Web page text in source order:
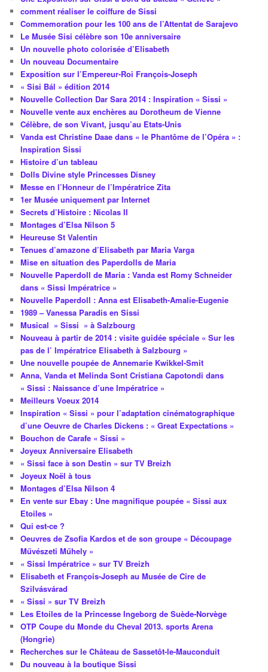
comment réaliser le coiffure de Sissi
Commemoration pour les 100 ans de l’Attentat de Sarajevo
Le Musée Sisi célèbre son 10e anniversaire
Un nouvelle photo colorisée d’Elisabeth
Un nouveau Documentaire
Exposition sur l’Empereur-Roi François-Joseph
« Sisi Bál » édition 2014
Nouvelle Collection Dar Sara 2014 : Inspiration « Sissi »
Nouvelle vente aux enchères au Dorotheum de Vienne
Célèbre, de son Vivant, jusqu’au Etats-Unis
Vanda est Christine Daae dans « le Phantôme de l’Opéra » :
Inspiration Sissi
Histoire d’un tableau
Dolls Divine style Princesses Disney
Messe en l’Honneur de l’Impératrice Zita
1er Musée uniquement par Internet
Secrets d’Histoire : Nicolas II
Montages d’Elsa Nilson 5
Heureuse St Valentin
Tenues d’amazone d’Elisabeth par Maria Varga
Mise en situation des Paperdolls de Maria
Nouvelle Paperdoll de Maria : Vanda est Romy Schneider
dans « Sissi Impératrice »
Nouvelle Paperdoll : Anna est Elisabeth-Amalie-Eugenie
1989 – Vanessa Paradis en Sissi
Musical » Sissi » à Salzbourg
Nouveau à partir de 2014 : visite guidée spéciale « Sur les
pas de l’ Impératrice Elisabeth à Salzbourg »
Une nouvelle poupée de Annemarie Kwikkel-Smit
Anna, Vanda et Melinda Sont Cristiana Capotondi dans
« Sissi : Naissance d’une Impératrice »
Meilleurs Voeux 2014
Inspiration « Sissi » pour l’adaptation cinématographique
d’une Oeuvre de Charles Dickens : « Great Expectations »
Bouchon de Carafe « Sissi »
Joyeux Anniversaire Elisabeth
« Sissi face à son Destin » sur TV Breizh
Joyeux Noël à tous
Montages d’Elsa Nilson 4
En vente sur Ebay : Une magnifique poupée « Sissi aux
Etoiles »
Qui est-ce ?
Oeuvres de Zsofia Kardos et de son groupe « Découpage
Művészeti Műhely »
« Sissi Impératrice » sur TV Breizh
Elisabeth et François-Joseph au Musée de Cire de
Szilvásvárad
« Sissi » sur TV Breizh
Les Etoiles de la Princesse Ingeborg de Suède-Norvège
OTP Coupe du Monde du Cheval 2013. sports Arena
(Hongrie)
Recherches sur le Château de Sassetôt-le-Mauconduit
Du nouveau à la boutique Sissi